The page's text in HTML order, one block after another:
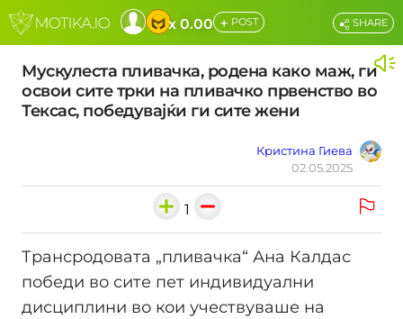
x 0.00 + POST
Мускулеста пливачка, родена како маж, ги
освои сите трки на пливачко првенство во
Тексас, победувајќи ги сите жени
Кристина Гиева
02.05.2025
SHARE
1
Трансродовата „пливачка“ Ана Калдас
победи во сите пет индивидуални
дисциплини во кои учествуваше на